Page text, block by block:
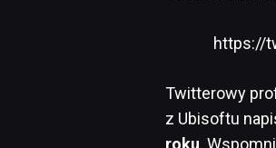
https://
Twitterowy
z Ubisoftu
roku.